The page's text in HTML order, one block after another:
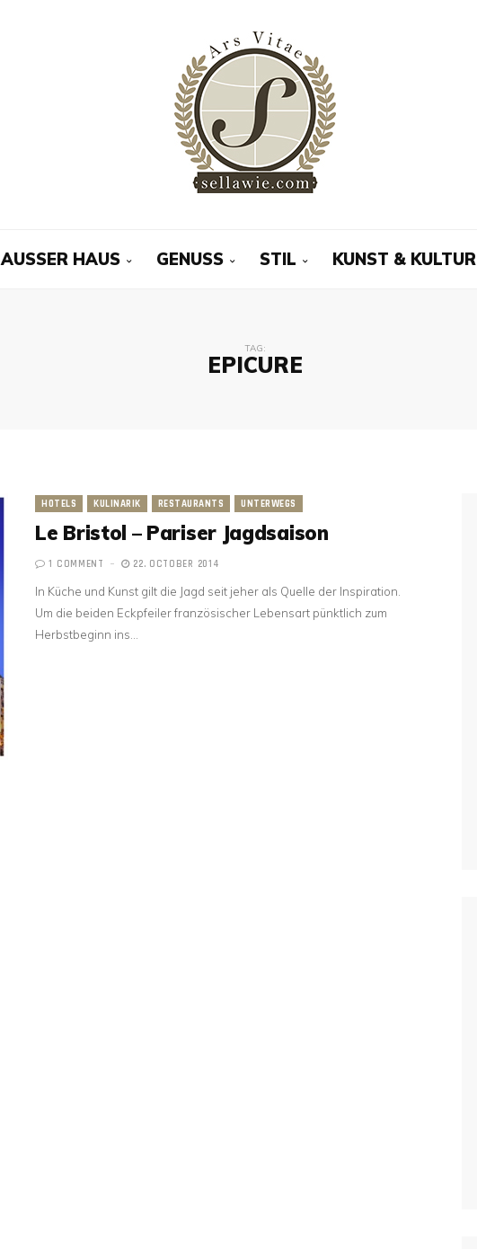
AUSSER HAUS GENUSS STIL KUNST & KULTUR
TAG:
EPICURE
HOTELS KULINARIK RESTAURANTS UNTERWEGS
Le Bristol – Pariser Jagdsaison
1 COMMENT 22. OCTOBER 2014
In Küche und Kunst gilt die Jagd seit jeher als Quelle der Inspiration.
Um die beiden Eckpfeiler französischer Lebensart pünktlich zum
Herbstbeginn ins…